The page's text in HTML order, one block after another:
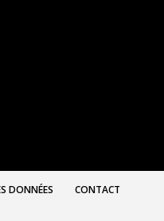
DONNÉES
CONTACT